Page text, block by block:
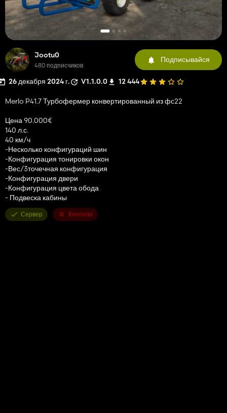
Jootu0
480 подписчиков
Подписывайся
26 декабря 2024 г. V1.1.0.0 12 444
Merlo P41.7 Турбофермер конвертированный из фс22
Цена 90.000€
140 л.с.
40 км/ч
-Несколько конфигураций шин
-Конфигурация тонировки окон
-Вес/3точечная конфигурация
-Конфигурация двери
-Конфигурация цвета обода
- Подвеска кабины
Сервер Консоли